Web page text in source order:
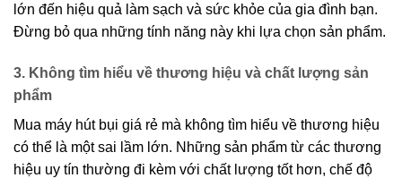
lớn đến hiệu quả làm sạch và sức khỏe của gia đình bạn.
Đừng bỏ qua những tính năng này khi lựa chọn sản phẩm.
3. Không tìm hiểu về thương hiệu và chất lượng sản
phẩm
Mua máy hút bụi giá rẻ mà không tìm hiểu về thương hiệu
có thể là một sai lầm lớn. Những sản phẩm từ các thương
hiệu uy tín thường đi kèm với chất lượng tốt hơn, chế độ